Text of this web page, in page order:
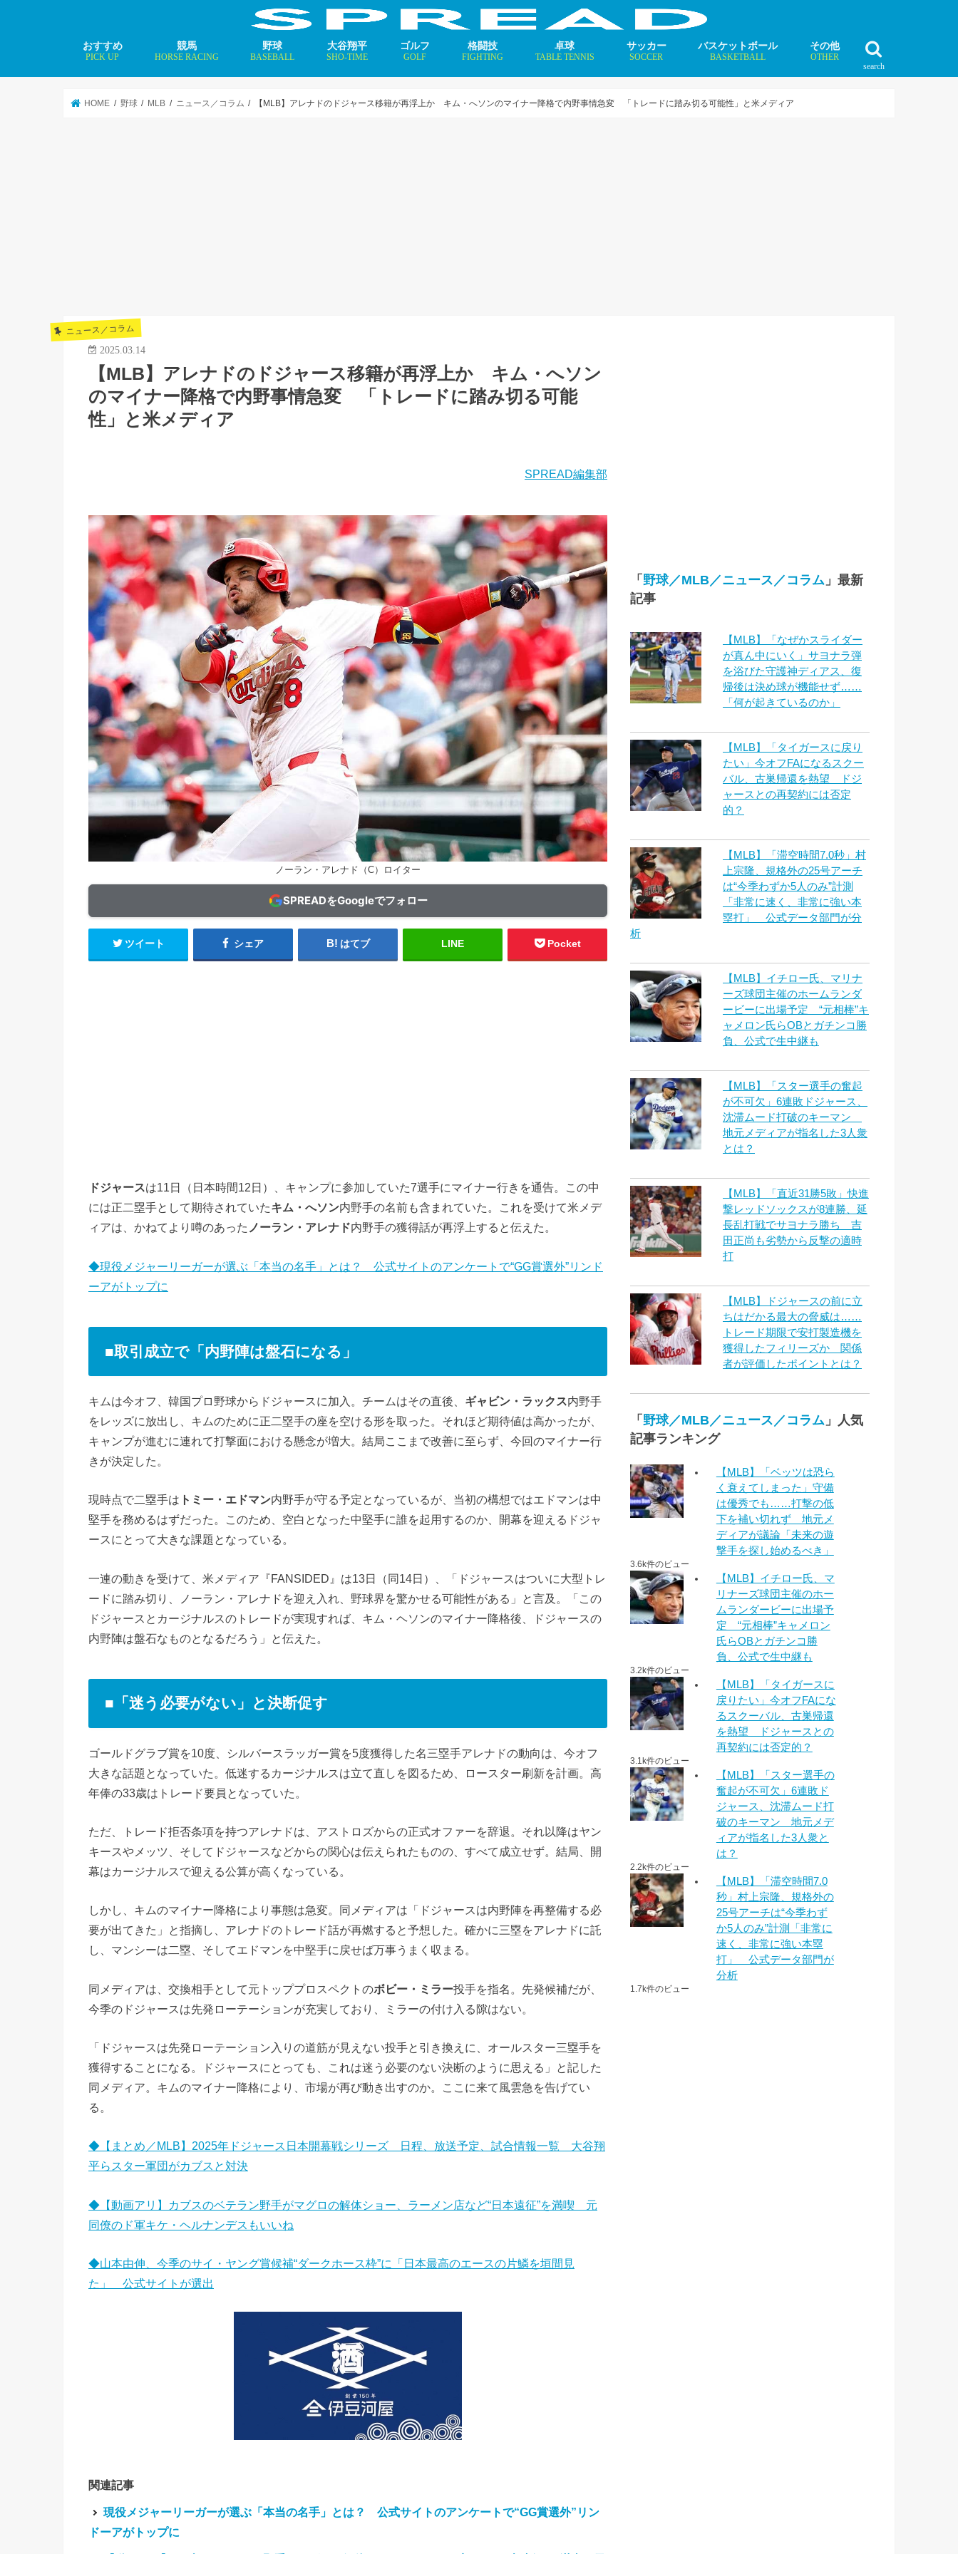
search
おすすめ
PICK UP
競馬
HORSE RACING
野球
BASEBALL
大谷翔平
SHO-TIME
ゴルフ
GOLF
格闘技
FIGHTING
卓球
TABLE TENNIS
サッカー
SOCCER
バスケットボール
BASKETBALL
その他
OTHER
HOME 野球 MLB ニュース／コラム 【MLB】アレナドのドジャース移籍が再浮上か キム・へソンのマイナー降格で内野事情急変 「トレードに踏み切る可能性」と米メディア
ニュース／コラム
2025.03.14
【MLB】アレナドのドジャース移籍が再浮上か キム・へソン
のマイナー降格で内野事情急変 「トレードに踏み切る可能
性」と米メディア
SPREAD編集部
ノーラン・アレナド（C）ロイター
SPREADをGoogleでフォロー
ツイート シェア はてブ LINE Pocket
ドジャースは11日（日本時間12日）、キャンプに参加していた7選手にマイナー行きを通告。この中
には正二塁手として期待されていたキム・へソン内野手の名前も含まれていた。これを受けて米メデ
ィアは、かねてより噂のあった ノーラン・アレナド内野手の獲得話が再浮上すると伝えた。
◆現役メジャーリーガーが選ぶ「本当の名手」とは？ 公式サイトのアンケートで“GG賞選外”リンド
ーアがトップに
■取引成立で「内野陣は盤石になる」
キムは今オフ、韓国プロ野球からドジャースに加入。チームはその直後、 ギャビン・ラックス内野手
をレッズに放出し、キムのために正二塁手の座を空ける形を取った。それほど期待値は高かったが、
キャンプが進むに連れて打撃面における懸念が増大。結局ここまで改善に至らず、今回のマイナー行
きが決定した。
現時点で二塁手は トミー・エドマン内野手が守る予定となっているが、当初の構想ではエドマンは中
堅手を務めるはずだった。このため、空白となった中堅手に誰を起用するのか、開幕を迎えるドジャ
ースにとって大きな課題となっている。
一連の動きを受けて、米メディア『FANSIDED』は13日（同14日）、「ドジャースはついに大型トレ
ードに踏み切り、ノーラン・アレナドを迎え入れ、野球界を驚かせる可能性がある」と言及。「この
ドジャースとカージナルスのトレードが実現すれば、キム・ヘソンのマイナー降格後、ドジャースの
内野陣は盤石なものとなるだろう」と伝えた。
■「迷う必要がない」と決断促す
ゴールドグラブ賞を10度、シルバースラッガー賞を5度獲得した名三塁手アレナドの動向は、今オフ
大きな話題となっていた。低迷するカージナルスは立て直しを図るため、ロースター刷新を計画。高
年俸の33歳はトレード要員となっていた。
ただ、トレード拒否条項を持つアレナドは、アストロズからの正式オファーを辞退。それ以降はヤン
キースやメッツ、そしてドジャースなどからの関心は伝えられたものの、すべて成立せず。結局、開
幕はカージナルスで迎える公算が高くなっている。
しかし、キムのマイナー降格により事態は急変。同メディアは「ドジャースは内野陣を再整備する必
要が出てきた」と指摘し、アレナドのトレード話が再燃すると予想した。確かに三塁をアレナドに託
し、マンシーは二塁、そしてエドマンを中堅手に戻せば万事うまく収まる。
同メディアは、交換相手として元トッププロスペクトのボビー・ミラー投手を指名。先発候補だが、
今季のドジャースは先発ローテーションが充実しており、ミラーの付け入る隙はない。
「ドジャースは先発ローテーション入りの道筋が見えない投手と引き換えに、オールスター三塁手を
獲得することになる。ドジャースにとっても、これは迷う必要のない決断のように思える」と記した
同メディア。キムのマイナー降格により、市場が再び動き出すのか。ここに来て風雲急を告げてい
る。
◆【まとめ／MLB】2025年ドジャース日本開幕戦シリーズ 日程、放送予定、試合情報一覧 大谷翔
平らスター軍団がカブスと対決
◆【動画アリ】カブスのベテラン野手がマグロの解体ショー、ラーメン店など“日本遠征”を満喫 元
同僚のド軍キケ・ヘルナンデスもいいね
◆山本由伸、今季のサイ・ヤング賞候補“ダークホース枠”に「日本最高のエースの片鱗を垣間見
た」 公式サイトが選出
関連記事
現役メジャーリーガーが選ぶ「本当の名手」とは？ 公式サイトのアンケートで“GG賞選外”リン
ドーアがトップに
「 野球／MLB／ニュース／コラム 」最新
記事
【MLB】「なぜかスライダー
が真ん中にいく」サヨナラ弾
を浴びた守護神ディアス、復
帰後は決め球が機能せず……
「何が起きているのか」
【MLB】「タイガースに戻り
たい」今オフFAになるスクー
バル、古巣帰還を熱望 ドジ
ャースとの再契約には否定
的？
【MLB】「滞空時間7.0秒」村
上宗隆、規格外の25号アーチ
は“今季わずか5人のみ”計測
「非常に速く、非常に強い本
塁打」 公式データ部門が分
析
【MLB】イチロー氏、マリナ
ーズ球団主催のホームランダ
ービーに出場予定 “元相棒”キ
ャメロン氏らOBとガチンコ勝
負、公式で生中継も
【MLB】「スター選手の奮起
が不可欠」6連敗ドジャース、
沈滞ムード打破のキーマン
地元メディアが指名した3人衆
とは？
【MLB】「直近31勝5敗」快進
撃レッドソックスが8連勝、延
長乱打戦でサヨナラ勝ち 吉
田正尚も劣勢から反撃の適時
打
【MLB】ドジャースの前に立
ちはだかる最大の脅威は……
トレード期限で安打製造機を
獲得したフィリーズか 関係
者が評価したポイントとは？
「 野球／MLB／ニュース／コラム 」人気
記事ランキング
【MLB】「ベッツは恐ら
く衰えてしまった」守備
は優秀でも……打撃の低
下を補い切れず 地元メ
ディアが議論「未来の遊
撃手を探し始めるべき」
3.6k件のビュー
【MLB】イチロー氏、マ
リナーズ球団主催のホー
ムランダービーに出場予
定 “元相棒”キャメロン
氏らOBとガチンコ勝
負、公式で生中継も
3.2k件のビュー
【MLB】「タイガースに
戻りたい」今オフFAにな
るスクーバル、古巣帰還
を熱望 ドジャースとの
再契約には否定的？
3.1k件のビュー
【MLB】「スター選手の
奮起が不可欠」6連敗ド
ジャース、沈滞ムード打
破のキーマン 地元メデ
ィアが指名した3人衆と
は？
2.2k件のビュー
【MLB】「滞空時間7.0
秒」村上宗隆、規格外の
25号アーチは“今季わず
か5人のみ”計測「非常に
速く、非常に強い本塁
打」 公式データ部門が
分析
1.7k件のビュー